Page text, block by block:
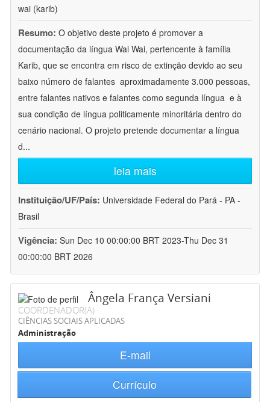
wai (karib)
Resumo: O objetivo deste projeto é promover a
documentação da língua Wai Wai, pertencente à família
Karib, que se encontra em risco de extinção devido ao seu
baixo número de falantes  aproximadamente 3.000 pessoas,
entre falantes nativos e falantes como segunda língua  e à
sua condição de língua politicamente minoritária dentro do
cenário nacional. O projeto pretende documentar a língua
d...
leia mais
Instituição/UF/País: Universidade Federal do Pará - PA -
Brasil
Vigência: Sun Dec 10 00:00:00 BRT 2023-Thu Dec 31
00:00:00 BRT 2026
Ângela França Versiani
COORDENADOR(A)
CIÊNCIAS SOCIAIS APLICADAS
Administração
E-mail
Currículo